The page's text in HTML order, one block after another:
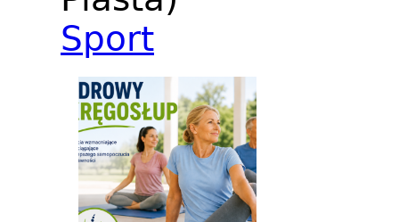
Sport